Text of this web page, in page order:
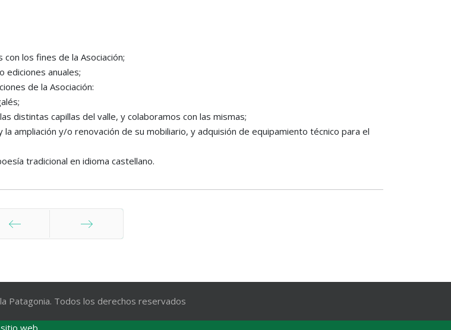
los fines de la Asociación;
ediciones anuales;
de la Asociación:
distintas capillas del valle, y colaboramos con las mismas;
ampliación y/o renovación de su mobiliario, y adquisión de equipamiento técnico para el
tradicional en idioma castellano.
Patagonia. Todos los derechos reservados
web.